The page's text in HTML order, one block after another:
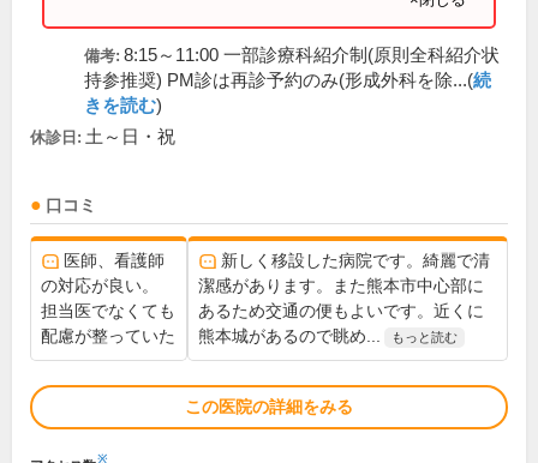
備考: 8:15～11:00 一部診療科紹介制(原則全科紹介状
持参推奨) PM診は再診予約のみ(形成外科を除...(続
きを読む)
休診日: 土～日・祝
口コミ
医師、看護師
の対応が良い。
担当医でなくても
配慮が整っていた
新しく移設した病院です。綺麗で清
潔感があります。また熊本市中心部に
あるため交通の便もよいです。近くに
熊本城があるので眺め...
もっと読む
この医院の詳細をみる
※